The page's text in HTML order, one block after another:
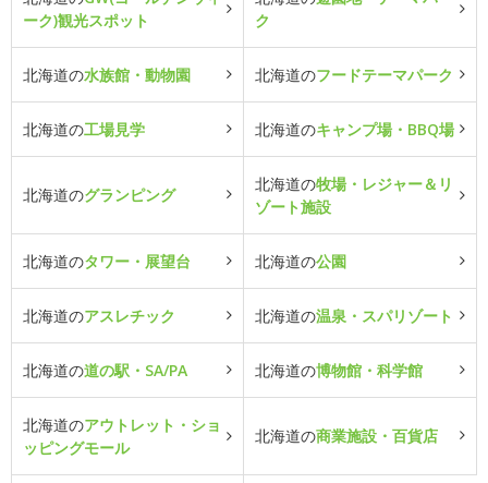
ーク)観光スポット
ク
北海道の水族館・動物園 北海道のフードテーマパーク
北海道の工場見学 北海道のキャンプ場・BBQ場
北海道のグランピング
北海道の牧場・レジャー＆リ
ゾート施設
北海道のタワー・展望台 北海道の公園
北海道のアスレチック 北海道の温泉・スパリゾート
北海道の道の駅・SA/PA 北海道の博物館・科学館
北海道のアウトレット・ショ
ッピングモール
北海道の商業施設・百貨店